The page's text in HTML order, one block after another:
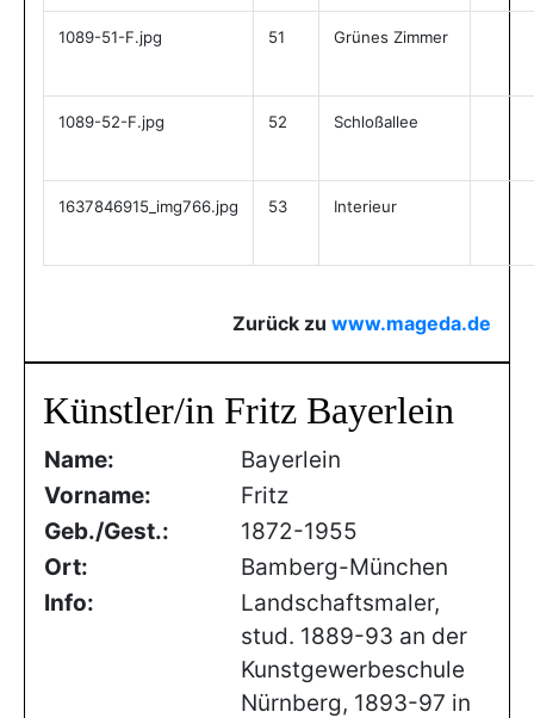
1089-51-F.jpg 51 Grünes Zimmer
1089-52-F.jpg 52 Schloßallee
1637846915_img766.jpg 53 Interieur
Zurück zu www.mageda.de
Künstler/in Fritz Bayerlein
Name:
Bayerlein
Vorname:
Fritz
Geb./Gest.:
1872-1955
Ort:
Bamberg-München
Info:
Landschaftsmaler,
stud. 1889-93 an der
Kunstgewerbeschule
Nürnberg, 1893-97 in